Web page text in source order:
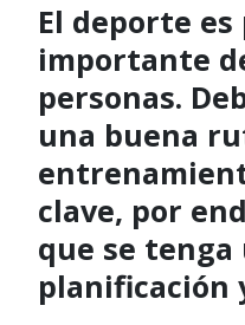
El deporte
importante
personas.
una buena
clave, por
que se tenga
planificación